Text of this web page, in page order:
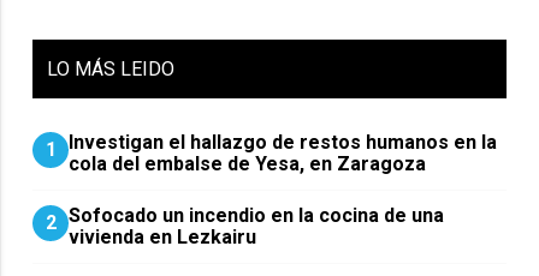
LO MÁS LEIDO
1
Investigan el hallazgo de restos humanos en la
cola del embalse de Yesa, en Zaragoza
2 Sofocado un incendio en la cocina de una
vivienda en Lezkairu